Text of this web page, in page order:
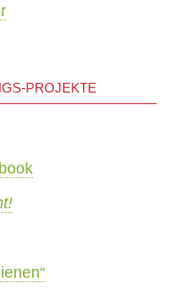
PROJEKTE